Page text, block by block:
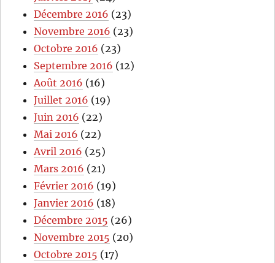
Décembre 2016 (23)
Novembre 2016 (23)
Octobre 2016 (23)
Septembre 2016 (12)
Août 2016 (16)
Juillet 2016 (19)
Juin 2016 (22)
Mai 2016 (22)
Avril 2016 (25)
Mars 2016 (21)
Février 2016 (19)
Janvier 2016 (18)
Décembre 2015 (26)
Novembre 2015 (20)
Octobre 2015 (17)